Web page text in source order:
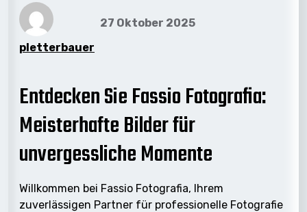
pletterbauer
27 Oktober 2025
Entdecken Sie Fassio Fotografia:
Meisterhafte Bilder für
unvergessliche Momente
Willkommen bei Fassio Fotografia, Ihrem
zuverlässigen Partner für professionelle Fotografie